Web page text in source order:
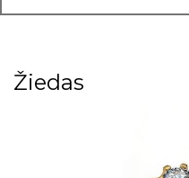
Žiedas